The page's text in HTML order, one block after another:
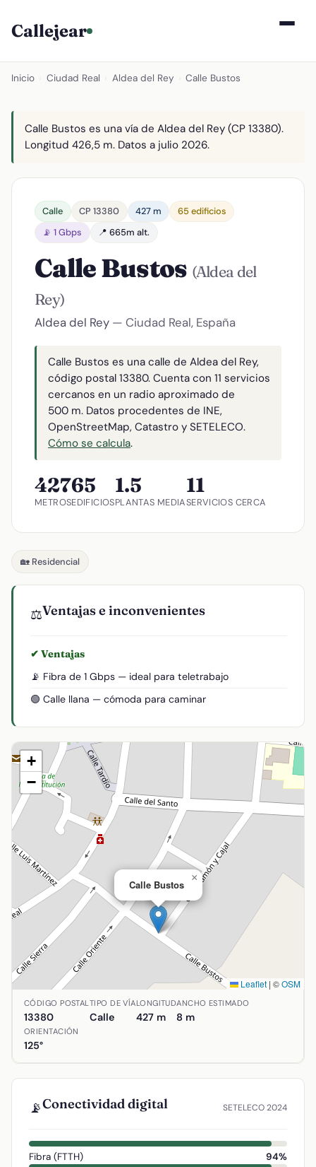
Callejear
Inicio Ciudad Real Aldea del Rey Calle Bustos
Calle Bustos es una vía de Aldea del Rey (CP 13380).
Longitud 426,5 m. Datos a julio 2026.
Calle CP 13380 427 m
65 edificios
📡 1 Gbps
📍 665m alt.
Calle Bustos (Aldea del
Rey)
Aldea del Rey — Ciudad Real, España
Calle Bustos es una calle de Aldea del Rey,
código postal 13380. Cuenta con 11 servicios
cercanos en un radio aproximado de
500 m. Datos procedentes de INE,
OpenStreetMap, Catastro y SETELECO.
Cómo se calcula.
427
METROS
65
EDIFICIOS
1.5
PLANTAS MEDIA
11
SERVICIOS CERCA
🏡 Residencial
⚖️Ventajas e inconvenientes
✔ Ventajas
📡 Fibra de 1 Gbps — ideal para teletrabajo
🟢 Calle llana — cómoda para caminar
Calle Bustos
×
+
−
Leaflet | ©OSM
Ubicación de Calle Bustos en Aldea del Rey, Ciudad
CÓDIGO POSTAL
13380
TIPO DE VÍA
Calle
LONGITUD
427 m
ANCHO ESTIMADO
8 m
ORIENTACIÓN
125°
📡Conectividad digital SETELECO 2024
Fibra (FTTH)
94%